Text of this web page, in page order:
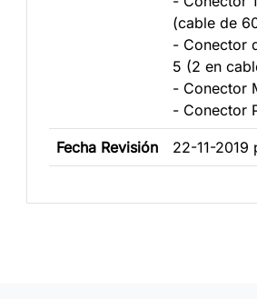
(cable de
- Conector
5 (2 en
- Conector
- Conector
Fecha Revisión 22-11-2019